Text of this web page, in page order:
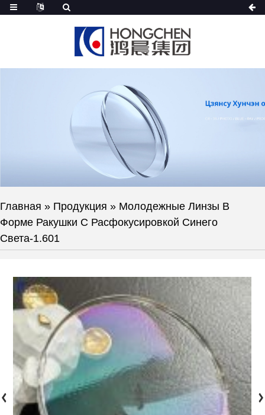
Главная » Продукция » Молодежные Линзы В
Форме Ракушки С Расфокусировкой Синего
Света-1.601